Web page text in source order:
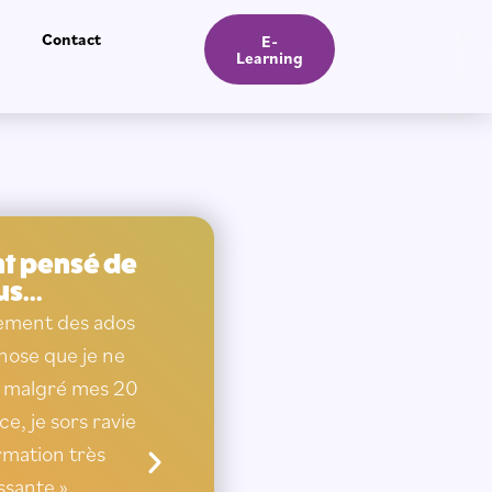
Contact E-
Learning
pensé de
des ados
que je ne
malgré mes 20
je sors ravie
très
»